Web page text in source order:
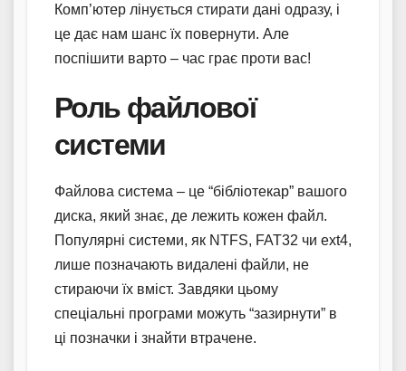
Комп’ютер лінується стирати дані одразу, і
це дає нам шанс їх повернути. Але
поспішити варто – час грає проти вас!
Роль файлової
системи
Файлова система – це “бібліотекар” вашого
диска, який знає, де лежить кожен файл.
Популярні системи, як NTFS, FAT32 чи ext4,
лише позначають видалені файли, не
стираючи їх вміст. Завдяки цьому
спеціальні програми можуть “зазирнути” в
ці позначки і знайти втрачене.